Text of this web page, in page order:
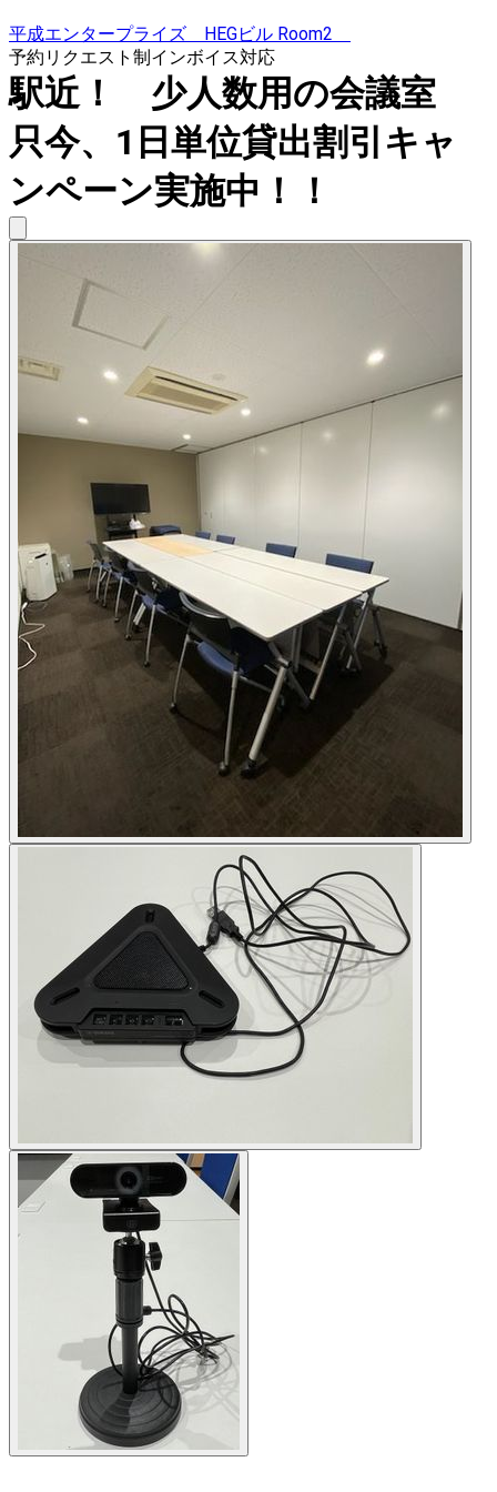
平成エンタープライズ HEGビル Room2
予約リクエスト制インボイス対応
駅近！ 少人数用の会議室
只今、1日単位貸出割引キャ
ンペーン実施中！！